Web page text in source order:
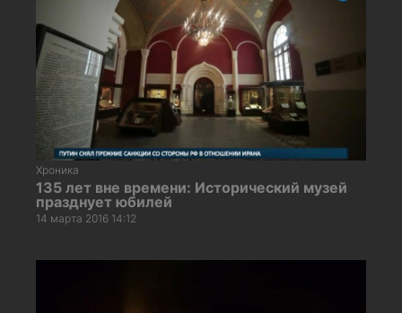
Хроника
135 лет вне времени: Исторический музей
празднует юбилей
14 марта 2016 14:12